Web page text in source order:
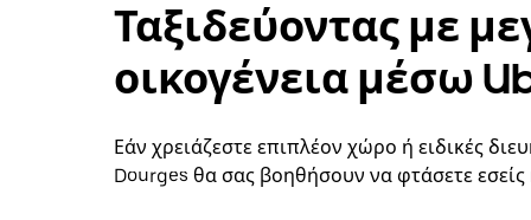
Ταξιδεύοντας με
οικογένεια μέσω
Εάν χρειάζεστε επιπλέον χώρο ή ειδικές
Dourges θα σας βοηθήσουν να φτάσετε